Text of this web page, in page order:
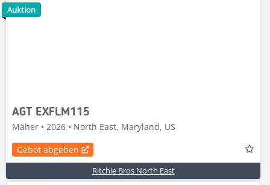
AGT EXFLM115
Mäher • 2026 • North East, Maryland, US
Gebot abgeben
Ritchie Bros North East
Auktion